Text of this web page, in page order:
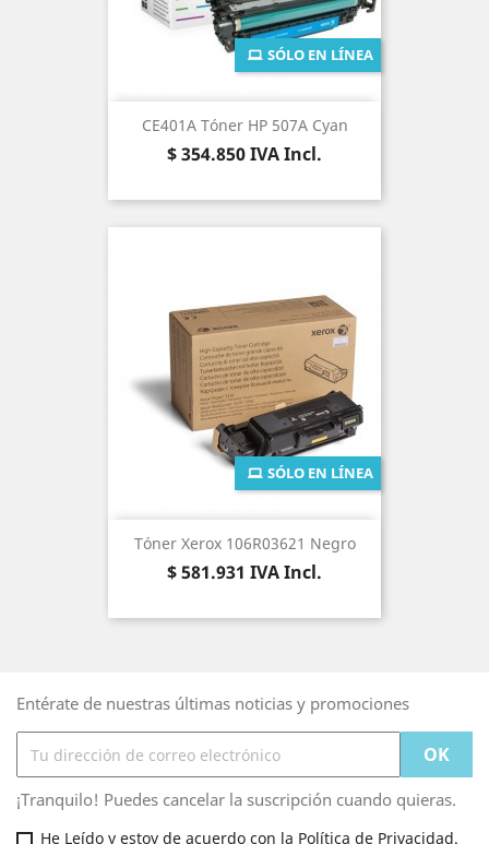
CE401A Tóner HP 507A Cyan
Precio
$ 354.850IVA Incl.
SÓLO EN LÍNEA
Tóner Xerox 106R03621 Negro
Precio
$ 581.931 IVA Incl.
SÓLO EN LÍNEA
Entérate de nuestras últimas noticias y promociones
¡Tranquilo! Puedes cancelar la suscripción cuando quieras.
He Leído y estoy de acuerdo con la Política de Privacidad.